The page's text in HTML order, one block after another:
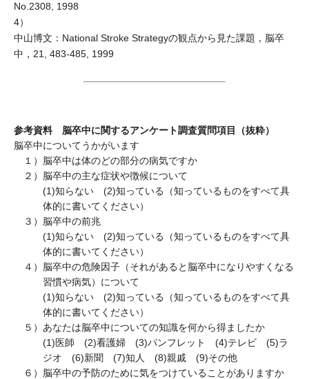
No.2308, 1998
4）
中山博文：National Stroke Strategyの観点から見た課題，脳卒
中，21, 483-485, 1999
参考資料 脳卒中に関するアンケート調査質問項目（抜粋）
脳卒中についてうかがいます
１）
脳卒中は体のどの部分の病気ですか
２）
脳卒中の主な症状や徴候について
(1)知らない (2)知っている（知っているものをすべて具
体的に書いてください）
３）
脳卒中の前兆
(1)知らない (2)知っている（知っているものをすべて具
体的に書いてください）
４）
脳卒中の危険因子（それがあると脳卒中になりやすくなる
習慣や病気）について
(1)知らない (2)知っている（知っているものをすべて具
体的に書いてください）
５） あなたは脳卒中についての知識を何から得ましたか
(1)医師 (2)看護婦 (3)パンフレット (4)テレビ (5)ラ
ジオ (6)新聞 (7)知人 (8)親戚 (9)その他
６）
脳卒中の予防のために気をつけていることがありますか